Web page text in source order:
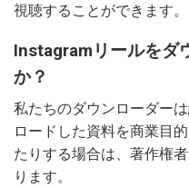
視聴することができます。
Instagramリールをダ
か？
私たちのダウンローダー
ロードした資料を商業目
たりする場合は、著作権
ります。